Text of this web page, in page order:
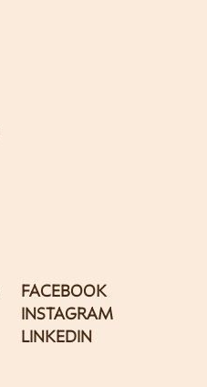
FACEBOOK
INSTAGRAM
LINKEDIN